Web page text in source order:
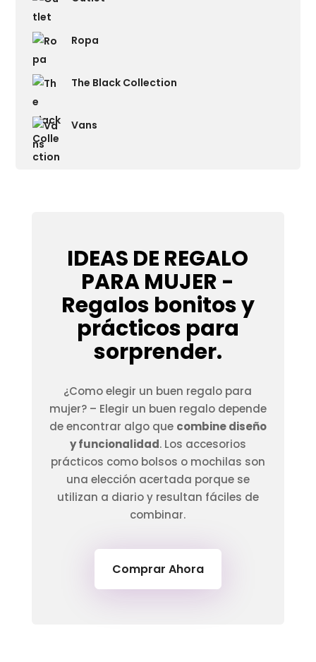
Ropa
The Black Collection
Vans
IDEAS DE REGALO
PARA MUJER -
Regalos bonitos y
prácticos para
sorprender.
¿Como elegir un buen regalo para
mujer? – Elegir un buen regalo depende
de encontrar algo que combine diseño
y funcionalidad. Los accesorios
prácticos como bolsos o mochilas son
una elección acertada porque se
utilizan a diario y resultan fáciles de
combinar.
Comprar Ahora